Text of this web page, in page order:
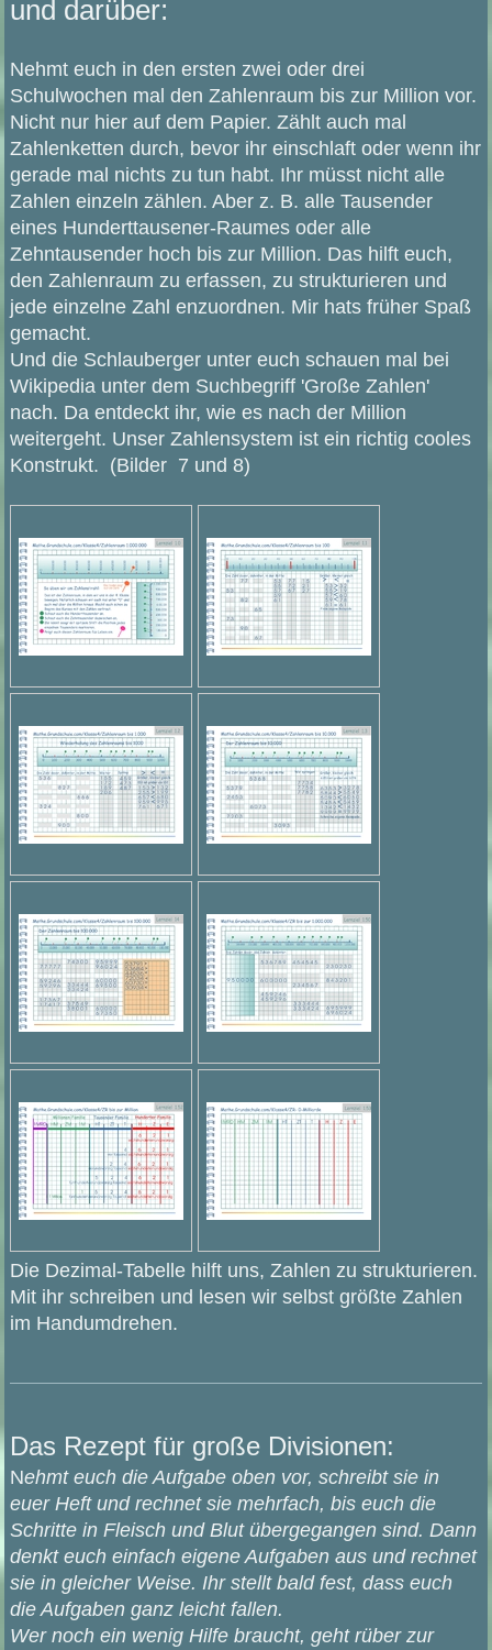
und darüber:
Nehmt euch in den ersten zwei oder drei
Schulwochen mal den Zahlenraum bis zur Million vor.
Nicht nur hier auf dem Papier. Zählt auch mal
Zahlenketten durch, bevor ihr einschlaft oder wenn ihr
gerade mal nichts zu tun habt. Ihr müsst nicht alle
Zahlen einzeln zählen. Aber z. B. alle Tausender
eines Hunderttausener-Raumes oder alle
Zehntausender hoch bis zur Million. Das hilft euch,
den Zahlenraum zu erfassen, zu strukturieren und
jede einzelne Zahl enzuordnen. Mir hats früher Spaß
gemacht.
Und die Schlauberger unter euch schauen mal bei
Wikipedia unter dem Suchbegriff 'Große Zahlen'
nach. Da entdeckt ihr, wie es nach der Million
weitergeht. Unser Zahlensystem ist ein richtig cooles
Konstrukt. (Bilder 7 und 8)
Die Dezimal-Tabelle hilft uns, Zahlen zu strukturieren.
Mit ihr schreiben und lesen wir selbst größte Zahlen
im Handumdrehen.
Das Rezept für große Divisionen:
Nehmt euch die Aufgabe oben vor, schreibt sie in
euer Heft und rechnet sie mehrfach, bis euch die
Schritte in Fleisch und Blut übergegangen sind. Dann
denkt euch einfach eigene Aufgaben aus und rechnet
sie in gleicher Weise. Ihr stellt bald fest, dass euch
die Aufgaben ganz leicht fallen.
Wer noch ein wenig Hilfe braucht, geht rüber zur